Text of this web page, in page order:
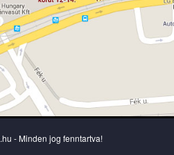
- Minden jog fenntartva!